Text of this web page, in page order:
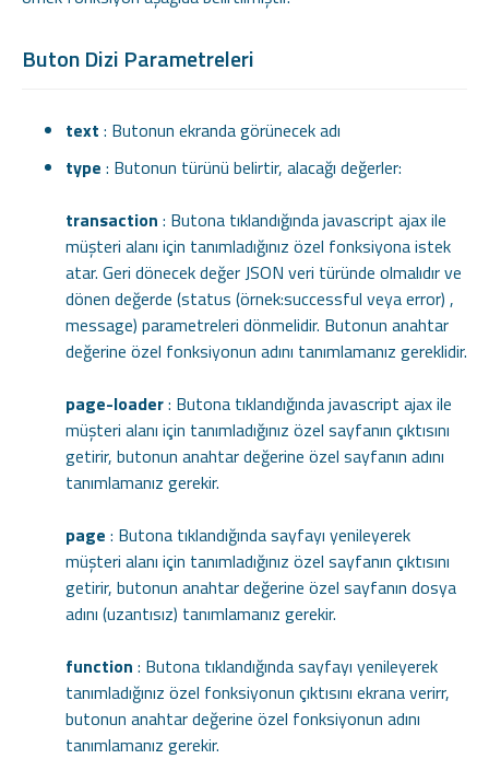
Buton Dizi Parametreleri
text : Butonun ekranda görünecek adı
type : Butonun türünü belirtir, alacağı değerler:
transaction : Butona tıklandığında javascript ajax ile
müşteri alanı için tanımladığınız özel fonksiyona istek
atar. Geri dönecek değer JSON veri türünde olmalıdır ve
dönen değerde (status (örnek:successful veya error) ,
message) parametreleri dönmelidir. Butonun anahtar
değerine özel fonksiyonun adını tanımlamanız gereklidir.
page-loader: Butona tıklandığında javascript ajax ile
müşteri alanı için tanımladığınız özel sayfanın çıktısını
getirir, butonun anahtar değerine özel sayfanın adını
tanımlamanız gerekir.
page : Butona tıklandığında sayfayı yenileyerek
müşteri alanı için tanımladığınız özel sayfanın çıktısını
getirir, butonun anahtar değerine özel sayfanın dosya
adını (uzantısız) tanımlamanız gerekir.
function : Butona tıklandığında sayfayı yenileyerek
tanımladığınız özel fonksiyonun çıktısını ekrana verirr,
butonun anahtar değerine özel fonksiyonun adını
tanımlamanız gerekir.